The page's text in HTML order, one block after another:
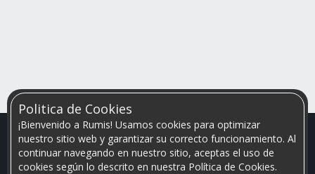
Politica de Cookies
¡Bienvenido a Rumis! Usamos cookies para optimizar
nuestro sitio web y garantizar su correcto funcionamiento. Al
continuar navegando en nuestro sitio, aceptas el uso de
cookies según lo descrito en nuestra Política de Cookies.